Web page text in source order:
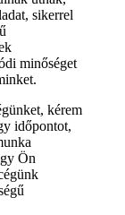
sikerrel
minőséget
kérem
időpontot,
Ön